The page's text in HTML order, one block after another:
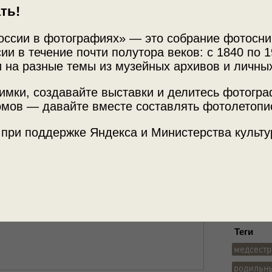
в фотографиях» — это собрание
в течение почти полутора веков: с 1840 по
на разные темы из музейных архивов и
создавайте выставки и делитесь
— давайте вместе составлять
поддержке Яндекса и Министерства
МАММ /
Теги